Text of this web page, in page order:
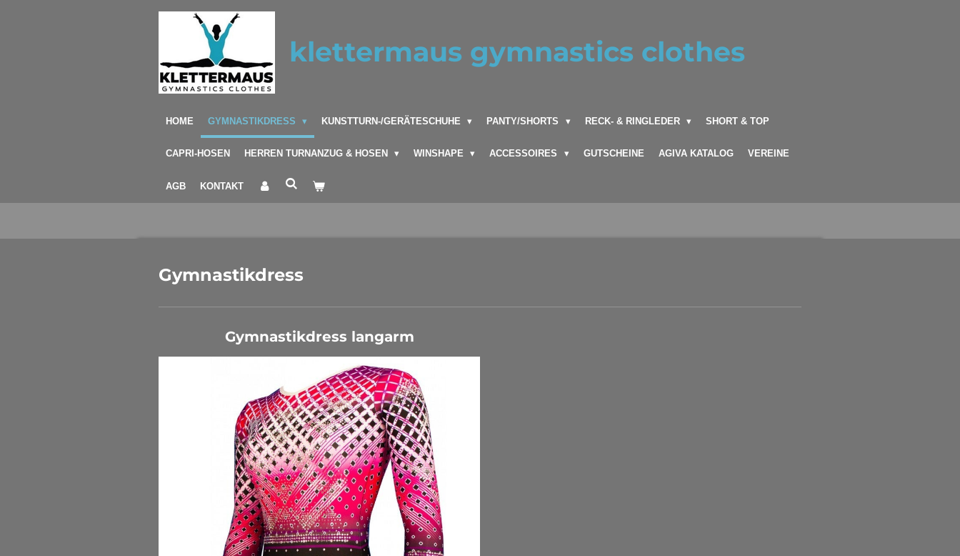
klettermaus gymnastics clothes
HOME GYMNASTIKDRESS KUNSTTURN-/GERÄTESCHUHE PANTY/SHORTS RECK- & RINGLEDER SHORT & TOP
CAPRI-HOSEN HERREN TURNANZUG & HOSEN WINSHAPE ACCESSOIRES GUTSCHEINE AGIVA KATALOG VEREINE
AGB KONTAKT
Gymnastikdress
Gymnastikdress langarm